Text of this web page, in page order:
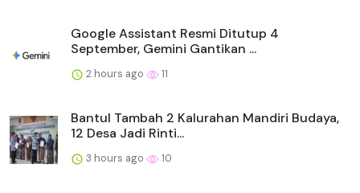
Google Assistant Resmi Ditutup 4
September, Gemini Gantikan ...
2 hours ago 11
Bantul Tambah 2 Kalurahan Mandiri Budaya,
12 Desa Jadi Rinti...
3 hours ago 10